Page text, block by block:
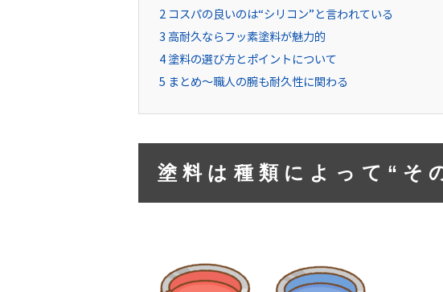
2 コスパの良いのは“シリコン”と言われている
3 高耐久ならフッ素塗料が魅力的
4 塗料の選び方とポイントについて
5 まとめ～職人の腕も耐久性に関わる
塗料は種類によって“そ